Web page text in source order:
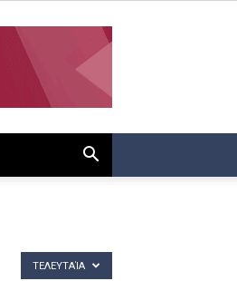
ΤΕΛΕΥΤΑΊΑ